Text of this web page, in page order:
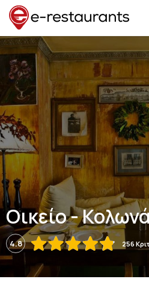
Οικείο -
4.8 256